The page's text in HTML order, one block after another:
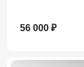
56 000 ₽